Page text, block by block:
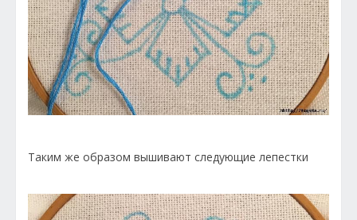
Таким же образом вышивают следующие лепестки